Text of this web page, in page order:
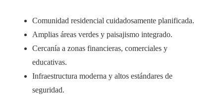
Comunidad residencial cuidadosamente planificada.
Amplias áreas verdes y paisajismo integrado.
Cercanía a zonas financieras, comerciales y
educativas.
Infraestructura moderna y altos estándares de
seguridad.